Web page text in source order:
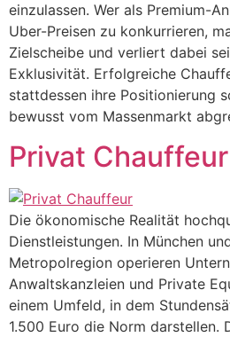
einzulassen. Wer als Premium-
Uber-Preisen zu konkurrieren,
Zielscheibe und verliert dabei
Exklusivität. Erfolgreiche
stattdessen ihre Positionierung
bewusst vom Massenmarkt
Privat
Die ökonomische Realität
Dienstleistungen. In München
Metropolregion operieren
Anwaltskanzleien und Private
einem Umfeld, in dem
1.500 Euro die Norm darstellen.